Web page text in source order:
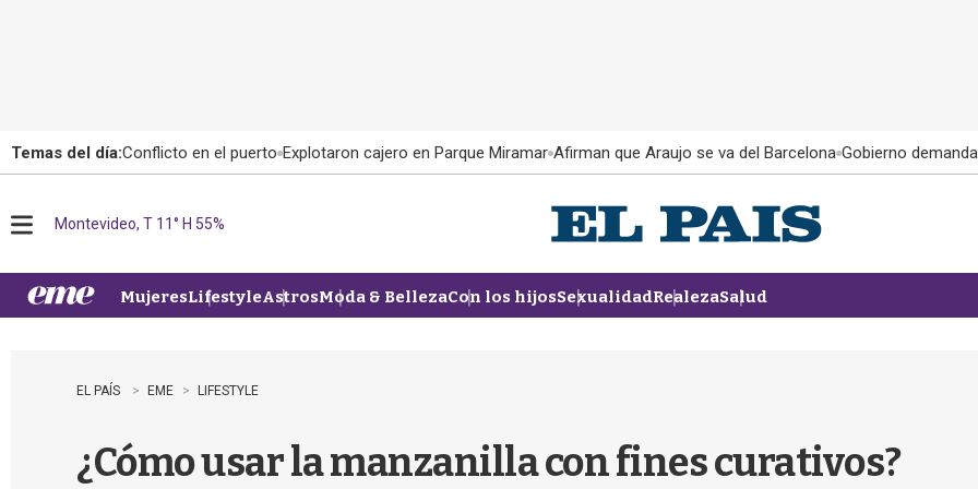
Temas del día:Conflicto en el puerto Explotaron cajero en Parque Miramar Afirman que Araujo se va del Barcelona Gobierno
u
Montevideo, T 11° H 55%
MujeresLifestyleAstrosModa & BellezaCon los hijosSexualidadRealezaSalud
EL PAÍS EME LIFESTYLE
¿Cómo usar la manzanilla con fines curativos?